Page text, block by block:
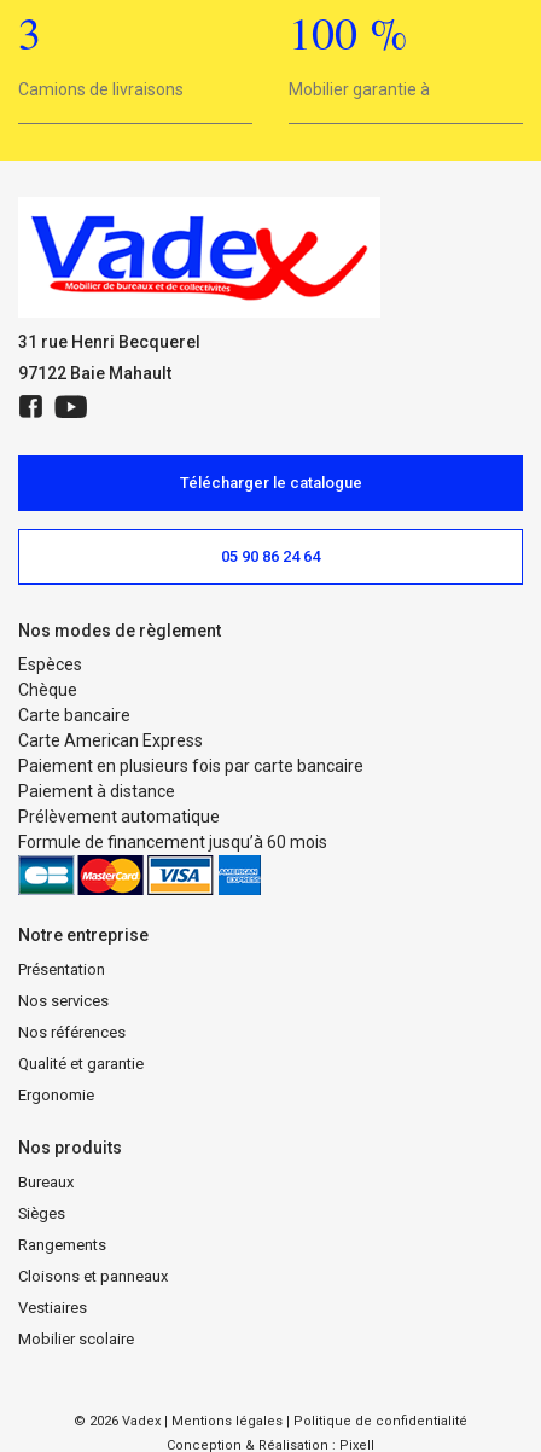
3
3
Camions de livraisons
100 %
Mobilier garantie à
31 rue Henri Becquerel
97122 Baie Mahault
Nos produits
Bureaux
Sièges
Rangements
Cloisons et panneaux
Vestiaires
Mobilier scolaire
Notre entreprise
Présentation
Nos services
Nos références
Qualité et garantie
Ergonomie
Télécharger le catalogue
05 90 86 24 64
Nos modes de règlement
Espèces
Chèque
Carte bancaire
Carte American Express
Paiement en plusieurs fois par carte bancaire
Paiement à distance
Prélèvement automatique
Formule de financement jusqu’à 60 mois
© 2026 Vadex | Mentions légales
Politique de confidentialité
Conception & Réalisation : Pixell